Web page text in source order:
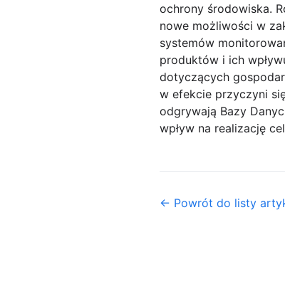
ochrony środowiska.
nowe możliwości w
systemów
produktów i ich
dotyczących
w efekcie przyczyni
odgrywają Bazy
wpływ na realizację
← Powrót do listy